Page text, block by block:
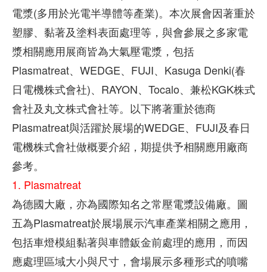
電漿(多用於光電半導體等產業)。本次展會因著重於
塑膠、黏著及塗料表面處理等，與會參展之多家電
漿相關應用展商皆為大氣壓電漿，包括
Plasmatreat、WEDGE、FUJI、Kasuga Denki(春
日電機株式會社)、RAYON、Tocalo、兼松KGK株式
會社及丸文株式會社等。以下將著重於德商
Plasmatreat與活躍於展場的WEDGE、FUJI及春日
電機株式會社做概要介紹，期提供予相關應用廠商
參考。
1. Plasmatreat
為德國大廠，亦為國際知名之常壓電漿設備廠。圖
五為Plasmatreat於展場展示汽車產業相關之應用，
包括車燈模組黏著與車體鈑金前處理的應用，而因
應處理區域大小與尺寸，會場展示多種形式的噴嘴